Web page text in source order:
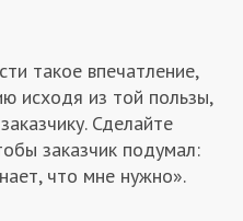
такое впечатление,
исходя из той пользы,
Сделайте
заказчик подумал:
что мне нужно».